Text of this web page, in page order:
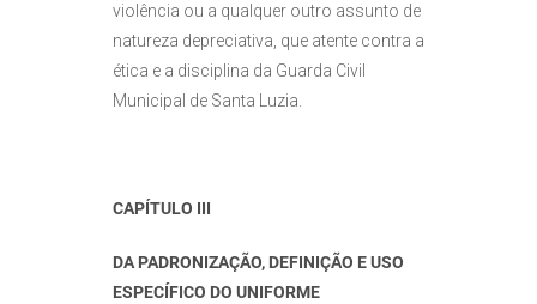
violência ou a qualquer outro assunto de
natureza depreciativa, que atente contra a
ética e a disciplina da Guarda Civil
Municipal de Santa Luzia.
CAPÍTULO III
DA PADRONIZAÇÃO, DEFINIÇÃO E USO
ESPECÍFICO DO UNIFORME